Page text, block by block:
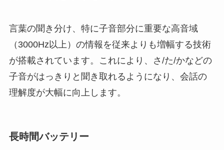
言葉の聞き分け、特に子音部分に重要な高音域
（3000Hz以上）の情報を従来よりも増幅する技術
が搭載されています。これにより、さ/た/かなどの
子音がはっきりと聞き取れるようになり、会話の
理解度が大幅に向上します。
長時間バッテリー